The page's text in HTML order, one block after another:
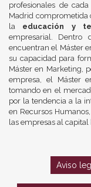
profesionales de
Madrid comprometida
la educación y
empresarial. Dentro
encuentran el Máster
su capacidad para
Máster en Marketing,
empresa, el Máster
tomando en el
por la tendencia a la
en Recursos
las empresas al capital
Aviso